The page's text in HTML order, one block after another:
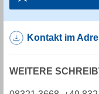
Kontakt im
WEITERE